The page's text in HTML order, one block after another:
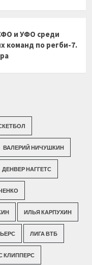
и УФО среди
команд по регби-7.
ВАЛЕРИЙ НИЧУШКИН
ДЕНВЕР НАГГЕТС
ИЛЬЯ КАРПУХИН
ЛИГА ВТБ
КЛИППЕРС